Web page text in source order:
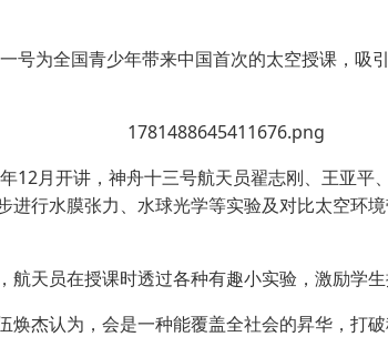
号为全国青少年带来中国首次的太空授课，
12月开讲，神舟十三号航天员翟志刚、王亚
行水膜张力、水球光学等实验及对比太空环
天员在授课时透过各种有趣小实验，激励学生
杰认为，会是一种能覆盖全社会的昇华，打